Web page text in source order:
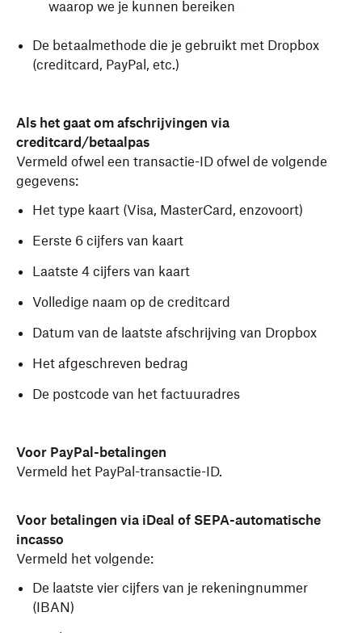
waarop we je kunnen bereiken
De betaalmethode die je gebruikt met Dropbox
(creditcard, PayPal, etc.)
Als het gaat om afschrijvingen via
creditcard/betaalpas
Vermeld ofwel een transactie-ID ofwel de volgende
gegevens:
Het type kaart (Visa, MasterCard, enzovoort)
Eerste 6 cijfers van kaart
Laatste 4 cijfers van kaart
Volledige naam op de creditcard
Datum van de laatste afschrijving van Dropbox
Het afgeschreven bedrag
De postcode van het factuuradres
Voor PayPal-betalingen
Vermeld het PayPal-transactie-ID.
Voor betalingen via iDeal of SEPA-automatische
incasso
Vermeld het volgende:
De laatste vier cijfers van je rekeningnummer
(IBAN)